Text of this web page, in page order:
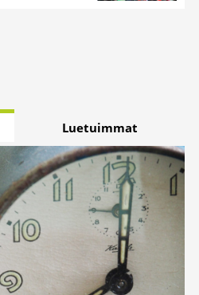
Luetuimmat